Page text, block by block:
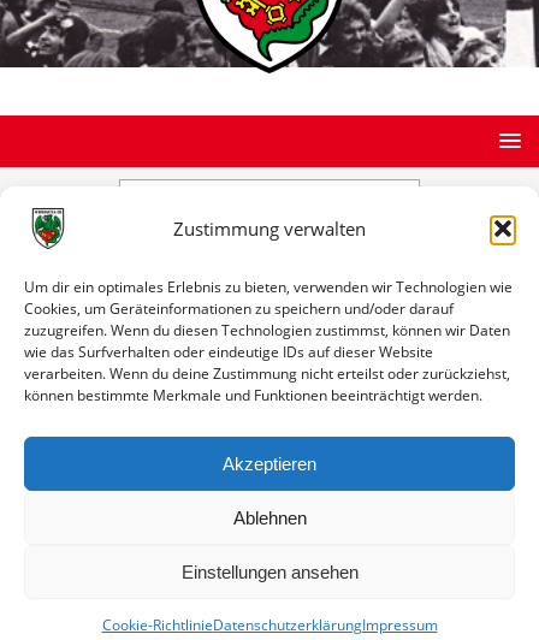
Zustimmung verwalten
Um dir ein optimales Erlebnis zu bieten, verwenden wir Technologien wie
Cookies, um Geräteinformationen zu speichern und/oder darauf
zuzugreifen. Wenn du diesen Technologien zustimmst, können wir Daten
wie das Surfverhalten oder eindeutige IDs auf dieser Website
verarbeiten. Wenn du deine Zustimmung nicht erteilst oder zurückziehst,
können bestimmte Merkmale und Funktionen beeinträchtigt werden.
Akzeptieren
Ablehnen
Einstellungen ansehen
Cookie-RichtlinieDatenschutzerklärungImpressum
Spiele gegen einen Verein
Spiele gegen einen Verein
Bilanz0 Spiele / 0 Siege / 0 Remis / 0 Niederlagen / 0:0 Tore
© VfR Wormatia Worms